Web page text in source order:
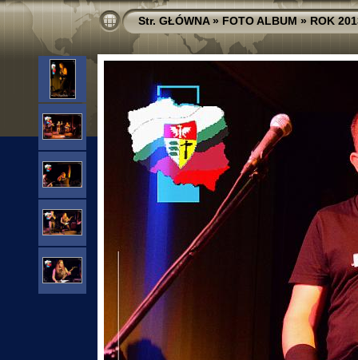
Str. GŁÓWNA»FOTO ALBUM»ROK